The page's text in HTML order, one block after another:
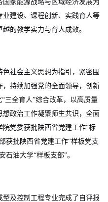
家能源战略与区域经济发展为
建设、课程创新、实践育人等
的教学实力与育人成效。
社会主义思想为指引，紧密围
持续加强党的全面领导，创新
“三全育人”综合改革，以高质量
政治工作凝聚师生共识，全面
院党委获批陕西省党建工作“标
获批陕西省党建工作“样板党支
石油大学“样板支部”。
及控制工程专业完成了自评报